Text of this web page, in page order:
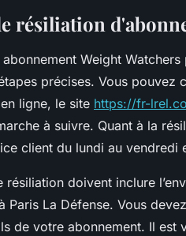
résiliation
Weight
précises. Vous
ligne, le site https://fr-
à suivre. Quant à la
client du lundi au vendredi
résiliation doivent inclure
Paris La Défense. Vous
de votre abonnement. Il est